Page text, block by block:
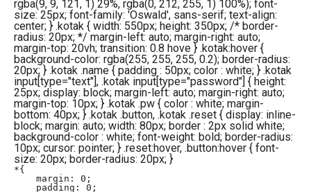
rgba(9, 9, 121, 1) 29%, rgba(0, 212, 255, 1) 100%); font-
size: 25px; font-family: 'Oswald', sans-serif; text-align:
center; } .kotak { width: 550px; height: 350px; /* border-
radius: 20px; */ margin-left: auto; margin-right: auto;
margin-top: 20vh; transition: 0.8 hove } .kotak:hover {
background-color: rgba(255, 255, 255, 0.2); border-radius:
20px; } .kotak .name { padding : 50px; color : white; } .kotak
input[type="text"], .kotak input[type="password"] { height:
25px; display: block; margin-left: auto; margin-right: auto;
margin-top: 10px; } .kotak .pw { color : white; margin-
bottom: 40px; } .kotak .button, .kotak .reset { display: inline-
block; margin: auto; width: 80px; border : 2px solid white;
background-color : white; font-weight: bold; border-radius:
10px; cursor: pointer; } .reset:hover, .button:hover { font-
size: 20px; border-radius: 20px; }
*{
    margin: 0;
    padding: 0;